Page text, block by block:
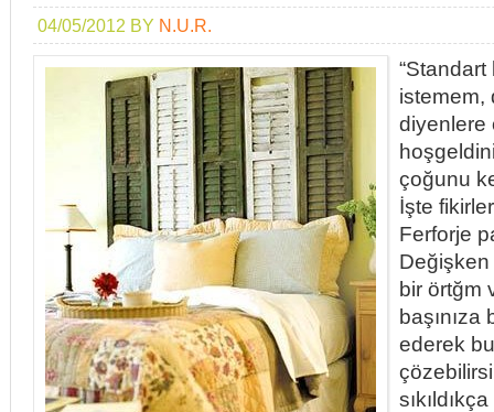
04/05/2012 BY N.U.R.
“Standart
istemem,
diyenlere
çoğunu
İşte
Ferforje
bir örtğm
başınıza
ederek